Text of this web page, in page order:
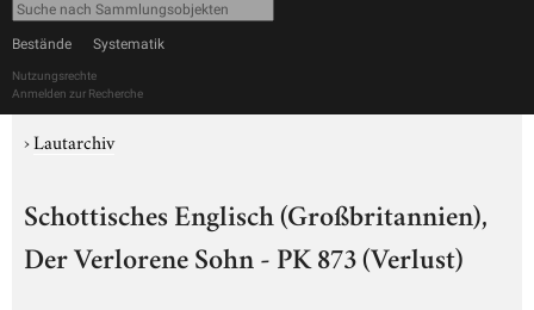
Bestände Systematik
Nutzungsrechte
Anmelden zur Recherche
›Lautarchiv
Schottisches Englisch (Großbritannien),
Der Verlorene Sohn - PK 873 (Verlust)